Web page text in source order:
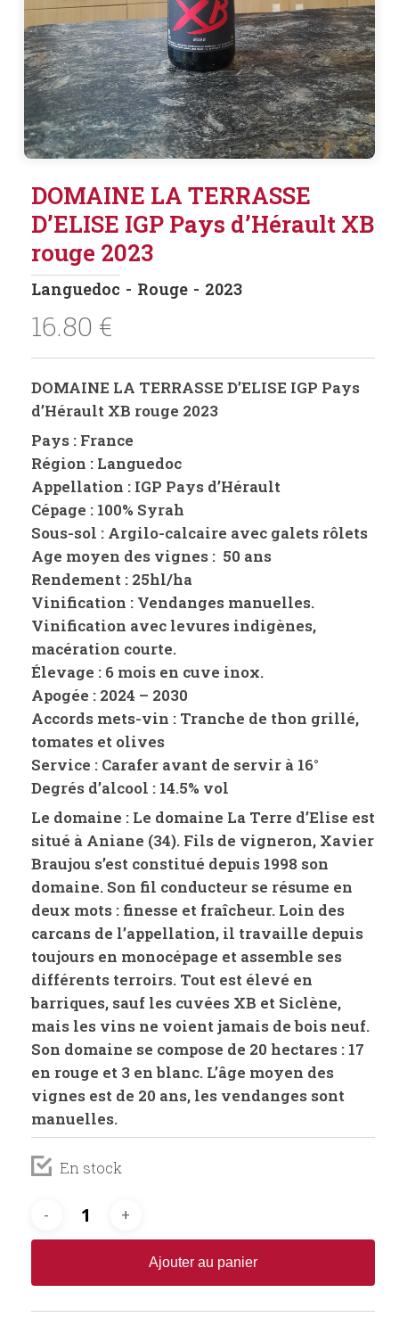
DOMAINE LA TERRASSE
D’ELISE IGP Pays d’Hérault XB
rouge 2023
Languedoc Rouge 2023
16.80 €
DOMAINE LA TERRASSE D’ELISE IGP Pays
d’Hérault XB rouge 2023
Pays : France
Région : Languedoc
Appellation : IGP Pays d’Hérault
Cépage : 100% Syrah
Sous-sol :Argilo-calcaire avec galets rôlets
Age moyen des vignes : 50 ans
Rendement: 25hl/ha
Vinification : Vendanges manuelles.
Vinification avec levures indigènes,
macération courte.
Élevage : 6 mois en cuve inox.
Apogée :2024 – 2030
Accords mets-vin : Tranche de thon grillé,
tomates et olives
Service : Carafer avant de servir à 16°
Degrés d’alcool : 14.5% vol
Le domaine : Le domaine La Terre d’Elise est
situé à Aniane (34). Fils de vigneron, Xavier
Braujou s’est constitué depuis 1998 son
domaine. Son fil conducteur se résume en
deux mots : finesse et fraîcheur. Loin des
carcans de l’appellation, il travaille depuis
toujours en monocépage et assemble ses
différents terroirs. Tout est élevé en
barriques, sauf les cuvées XB et Siclène,
mais les vins ne voient jamais de bois neuf.
Son domaine se compose de 20 hectares : 17
en rouge et 3 en blanc. L’âge moyen des
vignes est de 20 ans, les vendanges sont
manuelles.
En stock
Ajouter au panier